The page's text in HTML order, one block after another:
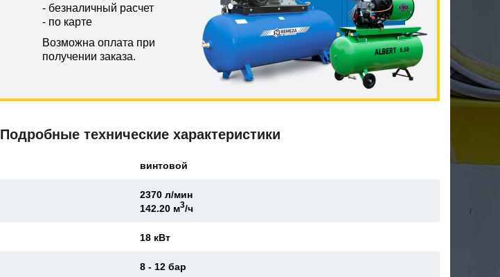
- безналичный расчет
- по карте
Возможна оплата при
получении заказа.
Подробные технические характеристики
винтовой
2370 л/мин
142.20 м3/ч
18 кВт
8 - 12 бар